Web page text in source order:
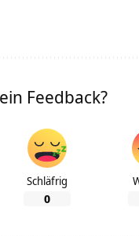
Feedback?
Schläfrig
0